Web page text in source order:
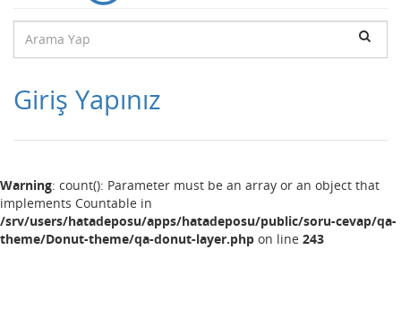
Giriş Yapınız
Warning: count(): Parameter must be an array or an object that
implements Countable in
/srv/users/hatadeposu/apps/hatadeposu/public/soru-cevap/qa-
theme/Donut-theme/qa-donut-layer.php on line 243